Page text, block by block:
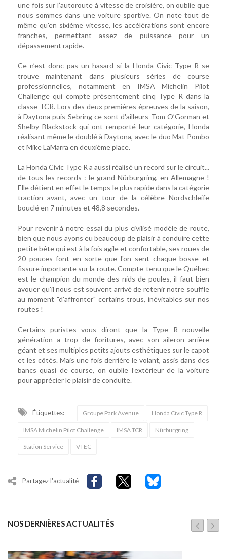
une fois sur l’autoroute à vitesse de croisière, on oublie que
nous sommes dans une voiture sportive. On note tout de
même qu'en sixième vitesse, les accélérations sont encore
franches, permettant assez de puissance pour un
dépassement rapide.
Ce n’est donc pas un hasard si la Honda Civic Type R se
trouve maintenant dans plusieurs séries de course
professionnelles, notamment en IMSA Michelin Pilot
Challenge qui compte présentement cinq Type R dans la
classe TCR. Lors des deux premières épreuves de la saison,
à Daytona puis Sebring ce sont d'ailleurs Tom O’Gorman et
Shelby Blackstock qui ont remporté leur catégorie, Honda
réalisant même le doublé à Daytona, avec le duo Mat Pombo
et Mike LaMarra en deuxième place.
La Honda Civic Type R a aussi réalisé un record sur le circuit...
de tous les records : le grand Nürburgring, en Allemagne !
Elle détient en effet le temps le plus rapide dans la catégorie
traction avant, avec un tour de la célèbre Nordschleife
bouclé en 7 minutes et 48,8 secondes.
Pour revenir à notre essai du plus civilisé modèle de route,
bien que nous ayons eu beaucoup de plaisir à conduire cette
petite bête qui est à la fois agile et confortable, ses roues de
20 pouces font en sorte que l'on sent chaque bosse et
fissure importante sur la route. Compte-tenu que le Québec
est le champion du monde des nids de poules, il faut bien
avouer qu'il nous est souvent arrivé de retenir notre souffle
au moment "d'affronter" certains trous, inévitables sur nos
routes !
Certains puristes vous diront que la Type R nouvelle
génération a trop de fioritures, avec son aileron arrière
géant et ses multiples petits ajouts esthétiques sur le capot
et les côtés. Mais une fois derrière le volant, assis dans des
bancs quasi de course, on oublie l’extérieur de la voiture
pour apprécier le plaisir de conduite.
Étiquettes: Groupe Park Avenue Honda Civic Type R
IMSA Michelin Pilot Challenge IMSA TCR Nürburgring
Station Service VTEC
Partagez l'actualité
NOS DERNIÈRES ACTUALITÉS